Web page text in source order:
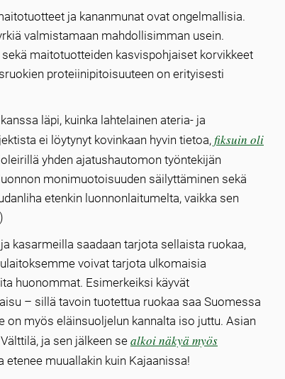
ja kananmunat ovat ongelmallisia.
valmistamaan mahdollisimman usein.
maitotuotteiden kasvispohjaiset korvikkeet
proteiinipitoisuuteen on erityisesti
läpi, kuinka lahtelainen ateria- ja
ei löytynyt kovinkaan hyvin tietoa, fiksuin oli
yhden ajatushautomon työntekijän
monimuotoisuuden säilyttäminen sekä
etenkin luonnonlaitumelta, vaikka sen
kasarmeilla saadaan tarjota sellaista ruokaa,
voivat tarjota ulkomaisia
huonommat. Esimerkeiksi käyvät
– sillä tavoin tuotettua ruokaa saa Suomessa
on myös eläinsuoljelun kannalta iso juttu. Asian
ja sen jälkeen se alkoi näkyä myös
muuallakin kuin Kajaanissa!